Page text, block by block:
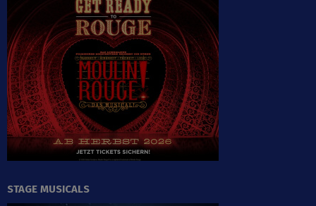
STAGE MUSICALS